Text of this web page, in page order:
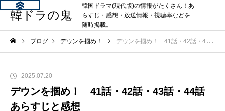
韓ドラの鬼
韓国ドラマ(現代版)の情報がたくさん！あ
らすじ・感想・放送情報・視聴率などを
随時掲載。
ブログ デウンを掴め！ デウンを掴め！ 41話・42話・43話・44話 あらすじと感想
2025.07.20
デウンを掴め！ 41話・42話・43話・44話
あらすじと感想